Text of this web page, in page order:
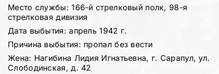
Место службы: 166-й стрелковый полк, 98-я
стрелковая дивизия
Дата выбытия: апрель 1942 г.
Причина выбытия: пропал без вести
Жена: Нагибина Лидия Игнатьевна, г. Сарапул, ул.
Слободинская, д. 42